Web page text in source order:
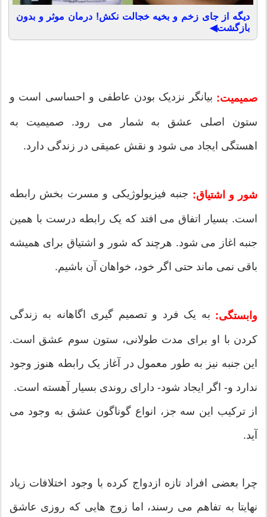
دیگه از جای زخم و بخیه خجالت نکش! درمان موثر و بدون
بازگشت◀
صمیمیت: بیانگر نزدیک بودن عاطفی و احساسی است و
ستون اصلی عشق به شمار می رود. صمیمیت به
اهستگی ایجاد می شود و نقش عمیقی در زندگی دارد.
شور و اشتیاق: جنبه فیزیولوژیکی و مسرت بخش رابطه
است. بسیار اتفاق می افتد که یک رابطه درست با همین
جنبه اغاز می شود. هرچند که شور و اشتیاق برای همیشه
باقی نمی ماند حتی اگر خود، خواهان آن باشیم.
وابستگی: به یک فرد و تصمیم گیری اگاهانه به زندگی
کردن با او برای مدت طولانی، ستون سوم عشق است.
این جنبه نیز به طور معمول در آغاز یک رابطه هنوز وجود
ندارد و- اگر ایجاد شود- دارای روندی بسیار آهسته است.
از ترکیب این سه جز، انواع گوناگون عشق به وجود می
آید.
چرا بعضی افراد تازه ازدواج کرده با وجود اختلافات زیاد
نهایتا به تفاهم می رسند، اما زوج هایی که روزی عاشق